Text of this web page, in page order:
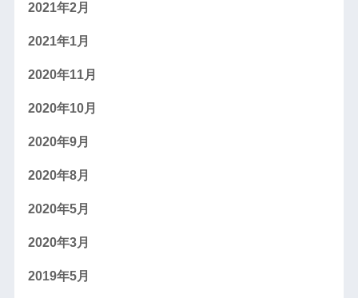
2021年2月
2021年1月
2020年11月
2020年10月
2020年9月
2020年8月
2020年5月
2020年3月
2019年5月